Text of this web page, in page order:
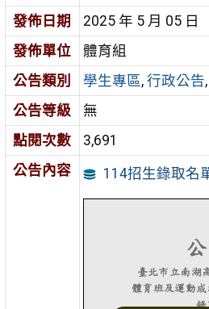
發佈日期
2025 年 5 月 05 日
發佈單位
體育組
公告類別
學生專區, 行政公告,
公告等級
無
點閱次數
3,691
公告內容
114招生錄取名